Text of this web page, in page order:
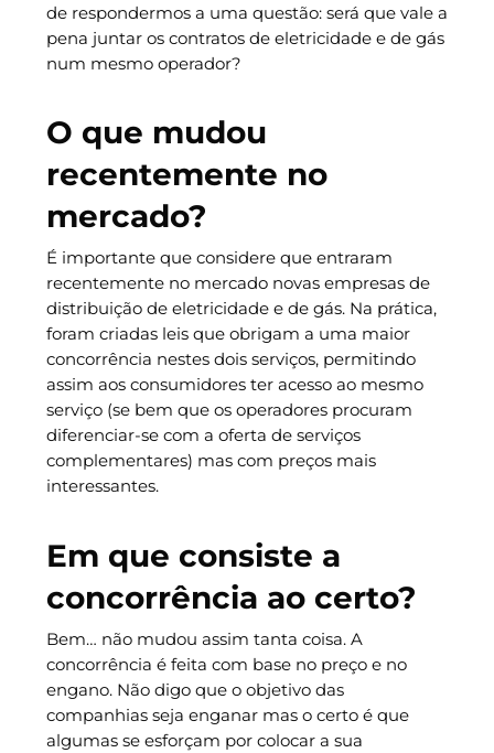
de respondermos a uma questão: será que vale a
pena juntar os contratos de eletricidade e de gás
num mesmo operador?
O que mudou
recentemente no
mercado?
É importante que considere que entraram
recentemente no mercado novas empresas de
distribuição de eletricidade e de gás. Na prática,
foram criadas leis que obrigam a uma maior
concorrência nestes dois serviços, permitindo
assim aos consumidores ter acesso ao mesmo
serviço (se bem que os operadores procuram
diferenciar-se com a oferta de serviços
complementares) mas com preços mais
interessantes.
Em que consiste a
concorrência ao certo?
Bem… não mudou assim tanta coisa. A
concorrência é feita com base no preço e no
engano. Não digo que o objetivo das
companhias seja enganar mas o certo é que
algumas se esforçam por colocar a sua